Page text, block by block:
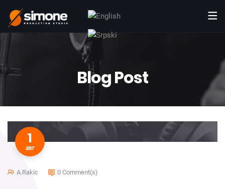
Blog Post
1
авг
A.rakic 0 Comment(s)